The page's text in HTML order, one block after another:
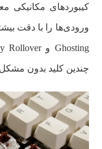
کیبوردهای مکانیکی
چندین کلید بدون